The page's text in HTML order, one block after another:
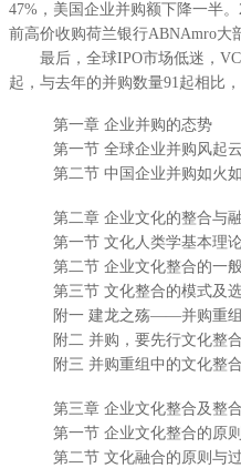
47%，美国企业并购额下降一半
前高价收购荷兰银行ABNAmro大
最后，全球IPO市场低迷，VC/
起，与去年的并购数量91起相比
第一章 企业并购的态势
第一节 全球企业并购风起
第二节 中国企业并购如火
第二章 企业文化的整合与
第一节 文化人类学基本理
第二节 企业文化整合的一
第三节 文化整合的模式及
附一 建龙之殇——并购重
附二 并购，要先行文化整合
附三 并购重组中的文化整
第三章 企业文化整合及整
第一节 企业文化整合的原
第二节 文化融合的原则与